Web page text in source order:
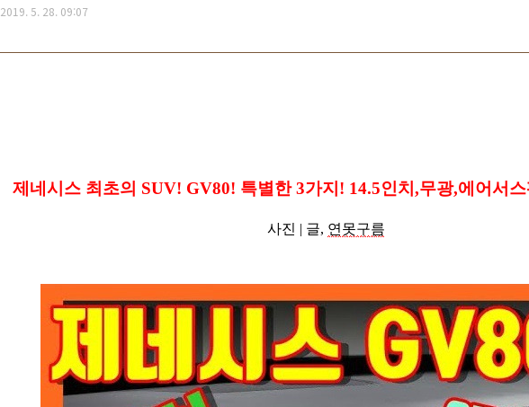
2019. 5. 28. 09:07
제네시스 최초의 SUV! GV80! 특별한 3가지! 14.5인치,무광,에어서
사진 | 글, 연못구름